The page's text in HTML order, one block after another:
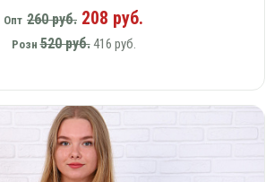
Опт 260 руб. 208 руб.
Розн 520 руб.416 руб.